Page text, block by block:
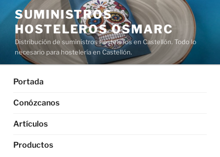
Saltar
al
contenido
SUMINISTROS
HOSTELEROS OSMARC
Distribución de suministros hosteleros en Castellón. Todo lo
necesario para hostelería en Castellón.
Portada
Conózcanos
Artículos
Productos